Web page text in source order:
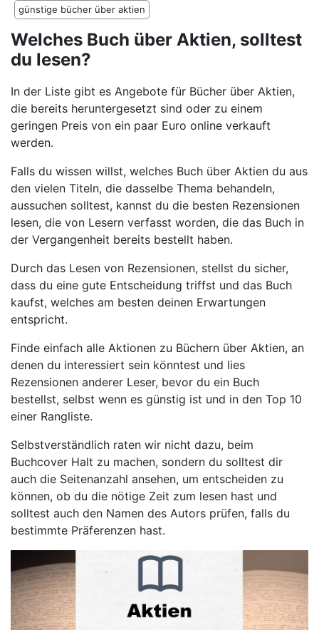
günstige bücher über aktien
Welches Buch über Aktien, solltest
du lesen?
In der Liste gibt es Angebote für Bücher über Aktien,
die bereits heruntergesetzt sind oder zu einem
geringen Preis von ein paar Euro online verkauft
werden.
Falls du wissen willst, welches Buch über Aktien du aus
den vielen Titeln, die dasselbe Thema behandeln,
aussuchen solltest, kannst du die besten Rezensionen
lesen, die von Lesern verfasst worden, die das Buch in
der Vergangenheit bereits bestellt haben.
Durch das Lesen von Rezensionen, stellst du sicher,
dass du eine gute Entscheidung triffst und das Buch
kaufst, welches am besten deinen Erwartungen
entspricht.
Finde einfach alle Aktionen zu Büchern über Aktien, an
denen du interessiert sein könntest und lies
Rezensionen anderer Leser, bevor du ein Buch
bestellst, selbst wenn es günstig ist und in den Top 10
einer Rangliste.
Selbstverständlich raten wir nicht dazu, beim
Buchcover Halt zu machen, sondern du solltest dir
auch die Seitenanzahl ansehen, um entscheiden zu
können, ob du die nötige Zeit zum lesen hast und
solltest auch den Namen des Autors prüfen, falls du
bestimmte Präferenzen hast.